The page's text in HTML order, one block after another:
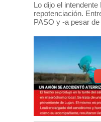
Lo dijo el
repotenciación.
PASO y -a pesar